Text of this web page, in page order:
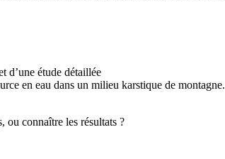
d’une étude détaillée
en eau dans un milieu karstique de montagne.
ou connaître les résultats ?